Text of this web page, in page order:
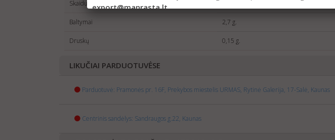
Skaidulinės medžiagos
Baltymai 2,7 g.
Druskų 0,15 g.
LIKUČIAI PARDUOTUVĖSE
Parduotuvė: Pramonės pr. 16F, Prekybos miestelis URMAS, Rytinė Galerija, 17-Salė, Kaunas
Centrinis sandėlys: Sandraugos g.22, Kaunas
export@manrasta.lt